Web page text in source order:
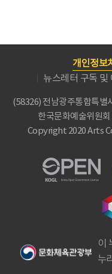
개인정보
뉴스레터 구독 및
(58326) 전남광주통합특별
한국문화예술위원회
Copyright 2020 Arts
이
누